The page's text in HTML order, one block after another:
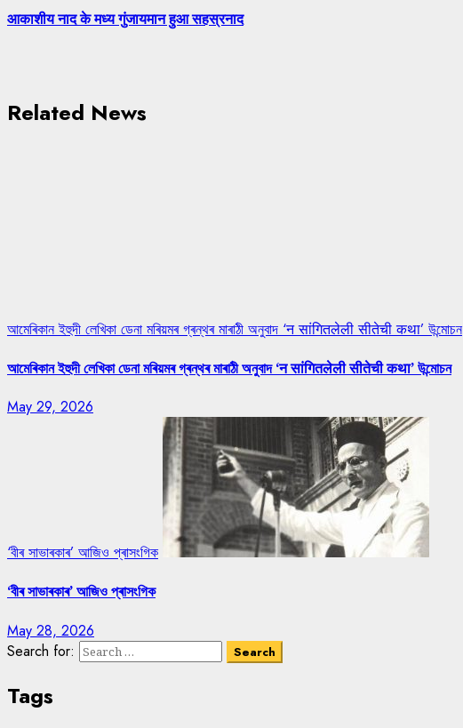
आकाशीय नाद के मध्य गुंजायमान हुआ सहस्रनाद
Related News
আমেৰিকান ইহুদী লেখিকা ডেনা মৰিয়মৰ গ্ৰন্থৰ মাৰাঠী অনুবাদ ‘न सांगितलेली सीतेची कथा’ উন্মোচন
আমেৰিকান ইহুদী লেখিকা ডেনা মৰিয়মৰ গ্ৰন্থৰ মাৰাঠী অনুবাদ ‘न सांगितलेली सीतेची कथा’ উন্মোচন
May 29, 2026
‘বীৰ সাভাৰকাৰ’ আজিও প্ৰাসংগিক
‘বীৰ সাভাৰকাৰ’ আজিও প্ৰাসংগিক
May 28, 2026
Search for:
Tags